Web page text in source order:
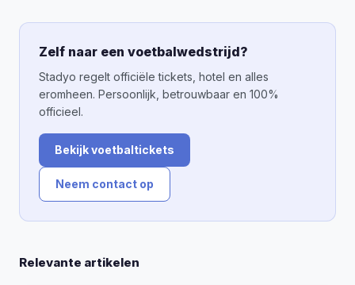
Zelf naar een voetbalwedstrijd?
Stadyo regelt officiële tickets, hotel en alles
eromheen. Persoonlijk, betrouwbaar en 100%
officieel.
Bekijk voetbaltickets
Neem contact op
Relevante artikelen